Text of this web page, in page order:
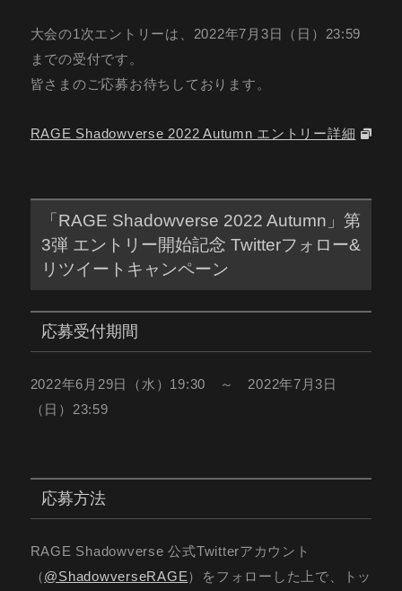
大会の1次エントリーは、2022年7月3日（日）23:59
までの受付です。
皆さまのご応募お待ちしております。
RAGE Shadowverse 2022 Autumn エントリー詳細
「RAGE Shadowverse 2022 Autumn」第
3弾 エントリー開始記念 Twitterフォロー&
リツイートキャンペーン
応募受付期間
2022年6月29日（水）19:30 ～ 2022年7月3日
（日）23:59
応募方法
RAGE Shadowverse 公式Twitterアカウント
（@ShadowverseRAGE）をフォローした上で、トッ